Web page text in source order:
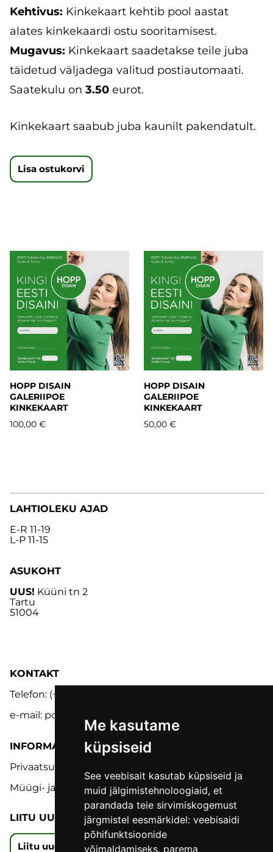
Me kasutame
küpsiseid
See veebisait kasutab küpsiseid ja
muid jälgimistehnoloogiaid, et
parandada teie sirvimiskogemust
järgmistel eesmärkidel: veebisaidi
põhifunktsioonide
võimaldamiseks, parema
Kehtivus: Kinkekaart kehtib pool aastat
alates kinkekaardi ostu sooritamisest.
Mugavus: Kinkekaart saadetakse teile juba
täidetud väljadega valitud postiautomaati.
Saatekulu on 3.50 eurot.
Kinkekaart saabub juba kaunilt pakendatult.
Lisa ostukorvi
HOPP DISAIN
GALERIIPOE
KINKEKAART
100,00 €
HOPP DISAIN
GALERIIPOE
KINKEKAART
50,00 €
LAHTIOLEKU AJAD
E-R 11-19
L-P 11-15
ASUKOHT
UUS! Küüni tn 2
Tartu
51004
KONTAKT
Telefon: (+372) 5302 9848
e-mail: pood@lmk.ee
INFORMATSIOON
Privaatsuspoliitika
Müügi- ja tagastustingimused
LIITU UUDISKIRJAGA
Liitu uudiskirjaga